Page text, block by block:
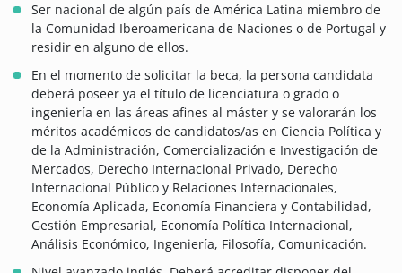
Ser nacional de algún país de América Latina miembro de
la Comunidad Iberoamericana de Naciones o de Portugal y
residir en alguno de ellos.
En el momento de solicitar la beca, la persona candidata
deberá poseer ya el título de licenciatura o grado o
ingeniería en las áreas afines al máster y se valorarán los
méritos académicos de candidatos/as en Ciencia Política y
de la Administración, Comercialización e Investigación de
Mercados, Derecho Internacional Privado, Derecho
Internacional Público y Relaciones Internacionales,
Economía Aplicada, Economía Financiera y Contabilidad,
Gestión Empresarial, Economía Política Internacional,
Análisis Económico, Ingeniería, Filosofía, Comunicación.